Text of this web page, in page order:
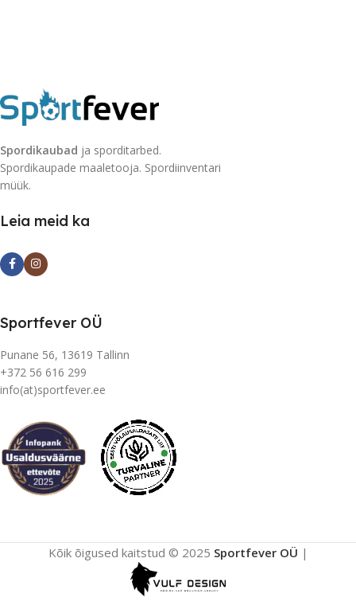
Spordikaubad ja sporditarbed.
Spordikaupade maaletooja. Spordiinventari
müük.
Leia meid ka
Sportfever OÜ
Punane 56, 13619 Tallinn
+372 56 616 299
info(at)sportfever.ee
Kõik õigused kaitstud © 2025 Sportfever OÜ |